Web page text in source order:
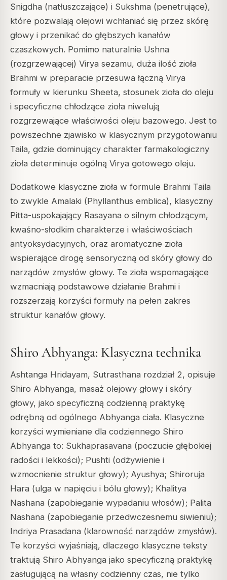
Snigdha (natłuszczające) i Sukshma (penetrujące),
które pozwalają olejowi wchłaniać się przez skórę
głowy i przenikać do głębszych kanałów
czaszkowych. Pomimo naturalnie Ushna
(rozgrzewającej) Virya sezamu, duża ilość zioła
Brahmi w preparacie przesuwa łączną Virya
formuły w kierunku Sheeta, stosunek zioła do oleju
i specyficzne chłodzące zioła niwelują
rozgrzewające właściwości oleju bazowego. Jest to
powszechne zjawisko w klasycznym przygotowaniu
Taila, gdzie dominujący charakter farmakologiczny
zioła determinuje ogólną Virya gotowego oleju.
Dodatkowe klasyczne zioła w formule Brahmi Taila
to zwykle Amalaki (Phyllanthus emblica), klasyczny
Pitta-uspokajający Rasayana o silnym chłodzącym,
kwaśno-słodkim charakterze i właściwościach
antyoksydacyjnych, oraz aromatyczne zioła
wspierające drogę sensoryczną od skóry głowy do
narządów zmysłów głowy. Te zioła wspomagające
wzmacniają podstawowe działanie Brahmi i
rozszerzają korzyści formuły na pełen zakres
struktur kanałów głowy.
Shiro Abhyanga: Klasyczna technika
Ashtanga Hridayam, Sutrasthana rozdział 2, opisuje
Shiro Abhyanga, masaż olejowy głowy i skóry
głowy, jako specyficzną codzienną praktykę
odrębną od ogólnego Abhyanga ciała. Klasyczne
korzyści wymieniane dla codziennego Shiro
Abhyanga to: Sukhaprasavana (poczucie głębokiej
radości i lekkości); Pushti (odżywienie i
wzmocnienie struktur głowy); Ayushya; Shiroruja
Hara (ulga w napięciu i bólu głowy); Khalitya
Nashana (zapobieganie wypadaniu włosów); Palita
Nashana (zapobieganie przedwczesnemu siwieniu);
Indriya Prasadana (klarowność narządów zmysłów).
Te korzyści wyjaśniają, dlaczego klasyczne teksty
traktują Shiro Abhyanga jako specyficzną praktykę
zasługującą na własny codzienny czas, nie tylko